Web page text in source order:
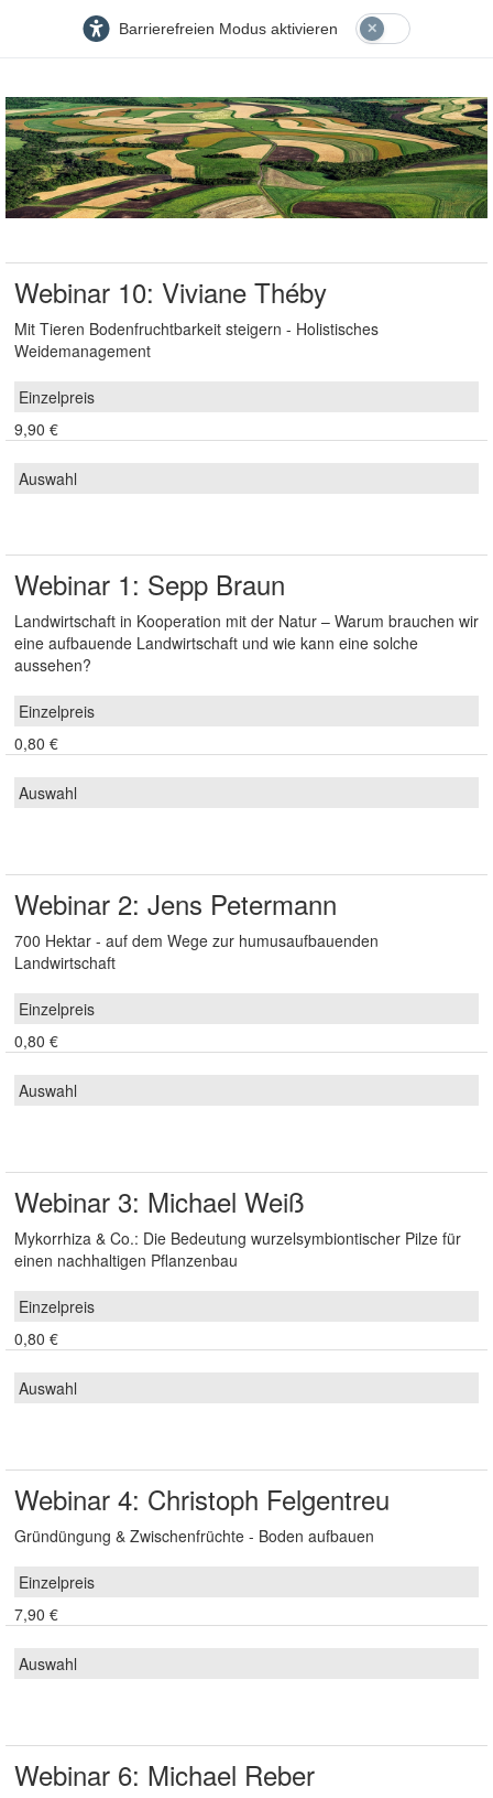
Barrierefreien Modus aktivieren
Webinar 10: Viviane Théby
Mit Tieren Bodenfruchtbarkeit steigern - Holistisches
Weidemanagement
9,90 €
Webinar 1: Sepp Braun
Landwirtschaft in Kooperation mit der Natur – Warum brauchen wir
eine aufbauende Landwirtschaft und wie kann eine solche
aussehen?
0,80 €
Webinar 2: Jens Petermann
700 Hektar - auf dem Wege zur humusaufbauenden
Landwirtschaft
0,80 €
Webinar 3: Michael Weiß
Mykorrhiza & Co.: Die Bedeutung wurzelsymbiontischer Pilze für
einen nachhaltigen Pflanzenbau
0,80 €
Webinar 4: Christoph Felgentreu
Gründüngung & Zwischenfrüchte - Boden aufbauen
7,90 €
Webinar 6: Michael Reber